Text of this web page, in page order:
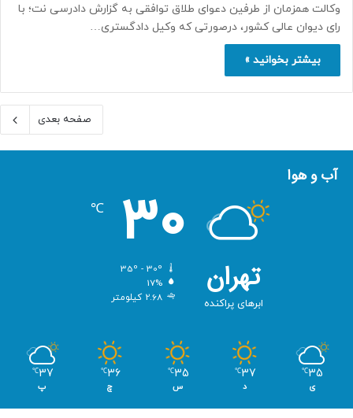
وکالت همزمان از طرفین دعوای طلاق توافقی به گزارش دادرسی نت؛ با
رای دیوان عالی کشور، درصورتی که وکیل دادگستری…
بیشتر بخوانید »
صفحه بعدی
آب و هوا
تهران
ابرهای پراکنده
30
℃
17%
2.68 کیلومتر
35
℃
ی
37
℃
د
35
℃
س
36
℃
چ
37
℃
پ